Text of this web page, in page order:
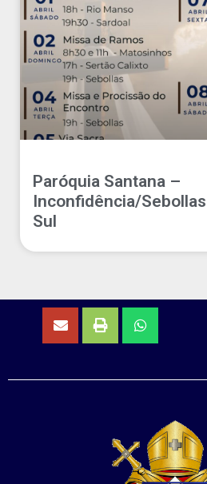
Paróquia Santana –
Inconfidência/
Sul